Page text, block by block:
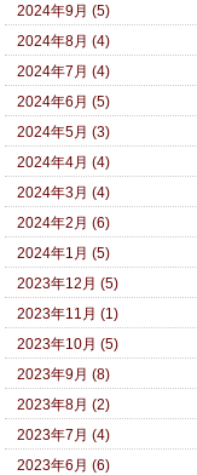
2024年9月 (5)
2024年8月 (4)
2024年7月 (4)
2024年6月 (5)
2024年5月 (3)
2024年4月 (4)
2024年3月 (4)
2024年2月 (6)
2024年1月 (5)
2023年12月 (5)
2023年11月 (1)
2023年10月 (5)
2023年9月 (8)
2023年8月 (2)
2023年7月 (4)
2023年6月 (6)